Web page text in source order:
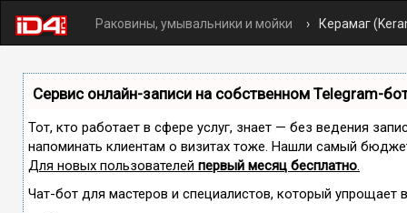
Раковины, умывальники и мойки Керамаг
Сервис онлайн-записи на собственном Telegram-
Тот, кто работает в сфере услуг, знает — без ведения
напоминать клиентам о визитах тоже. Нашли самый
Для новых пользователей первый месяц бесплатно.
Чат-бот для мастеров и специалистов, который упрощает